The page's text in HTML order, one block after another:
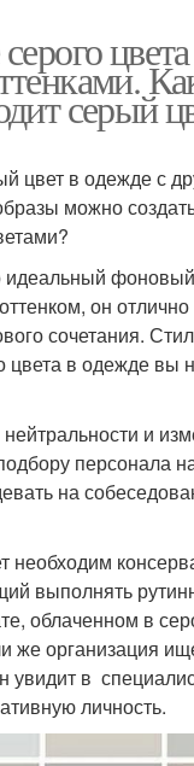
серый
цвет в одежде с
можно
идеальный
он
сочетания.
цвета в одежде вы
и
персонала
на
необходим
выполнять
облаченном в
же организация
увидит в
личность.